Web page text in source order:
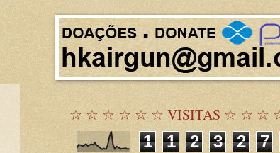
☆ ☆ ☆ ☆ ☆ ☆ VISITAS ☆ ☆ ☆
1
1 2 3 2 7